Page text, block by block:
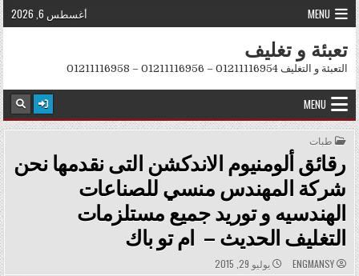
Skip to content
MENU أغسطس 6, 2026
تعبئة و تغليف
التعبئة و التغليف 01211116954 – 01211116956 – 01211116958
MENU
POSTED IN
طبات
رقائق ألومنيوم الاندكشن التى نقدمها نحن
شركة المهندس منسي للصناعات
الهندسيه و توريد جميع مستلزمات
التغليف الحديث – ام تو باك
AUTHOR:
ENGMANSY
PUBLISHED DATE:
يوليو 29, 2015